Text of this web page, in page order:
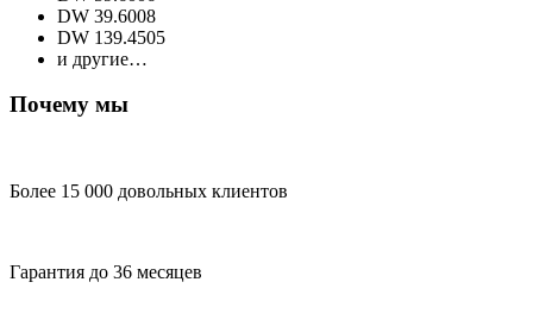
DW 39.6008
DW 139.4505
и другие…
Почему мы
Более 15 000 довольных клиентов
Гарантия до 36 месяцев